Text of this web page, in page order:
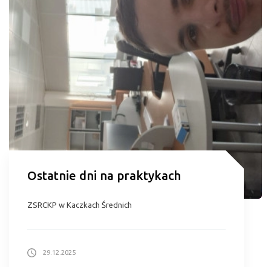
Ostatnie dni na praktykach
ZSRCKP w Kaczkach Średnich
29.12.2025